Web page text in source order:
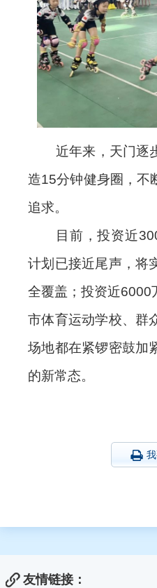
近年来，天门逐
造15分钟健身圈，不
追求。
目前，投资近
计划已接近尾声，将
全覆盖 ；投资近6000
市体育运动学校、群
场地都在紧锣密鼓加
的新常态。
友情链接：